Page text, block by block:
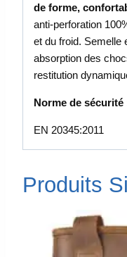
de forme,
anti-perforation
et du froid. Semelle
absorption des
restitution
Norme de sécurité
EN 20345:2011
Produits